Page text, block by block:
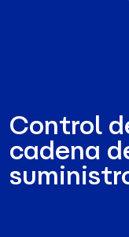
Control
cadena